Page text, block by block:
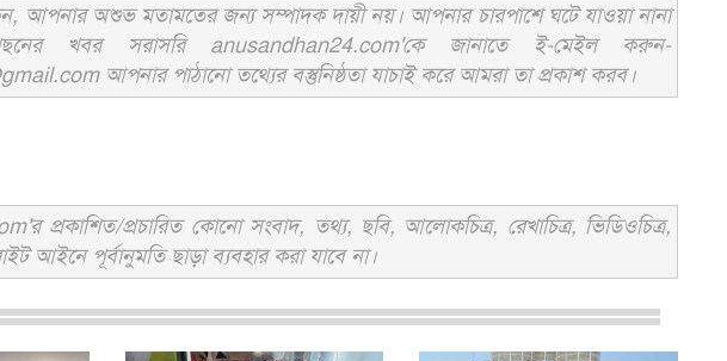
আপনার অশুভ মতামতের জন্য সম্পাদক দায়ী নয়। আপনার চারপাশে ঘটে যাওয়া নানা
খবর সরাসরি anusandhan24.com'কে জানাতে ই-মেইল করুন-
আপনার পাঠানো তথ্যের বস্তুনিষ্ঠতা যাচাই করে আমরা তা প্রকাশ করব।
প্রকাশিত/প্রচারিত কোনো সংবাদ, তথ্য, ছবি, আলোকচিত্র, রেখাচিত্র, ভিডিওচিত্র,
আইনে পূর্বানুমতি ছাড়া ব্যবহার করা যাবে না।